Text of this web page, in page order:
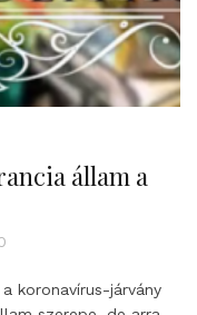
állam a
koronavírus-járvány